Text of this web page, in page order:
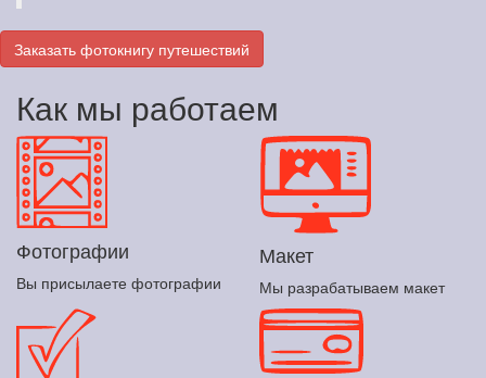
Заказать фотокнигу путешествий
Как мы работаем
Фотографии
Вы присылаете фотографии
Макет
Мы разрабатываем макет